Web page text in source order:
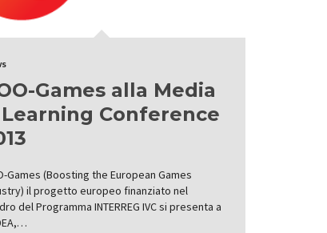
Games alla Media
Conference
Games (Boosting the European Games
il progetto europeo finanziato nel
del Programma INTERREG IVC si presenta a